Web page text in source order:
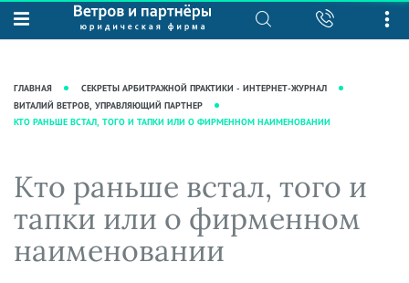
О нас
Рекомендации
фирмы
Кейсы
Вакансии
Юридические услуги
Интеллектуальная собственность
Сопровождение бизнеса
Ведение уголовных дел
Защита активов
База знаний
Журнал "Секреты арбитражной
практики"
Статьи
Аудиоподкасты
Видеоподкасты
Справочная
ГЛАВНАЯ
СЕКРЕТЫ АРБИТРАЖНОЙ ПРАКТИКИ - ИНТЕРНЕТ-ЖУРНАЛ
ВИТАЛИЙ ВЕТРОВ, УПРАВЛЯЮЩИЙ ПАРТНЕР
КТО РАНЬШЕ ВСТАЛ, ТОГО И ТАПКИ ИЛИ О ФИРМЕННОМ НАИМЕНОВАНИИ
Кто раньше встал, того и
тапки или о фирменном
наименовании